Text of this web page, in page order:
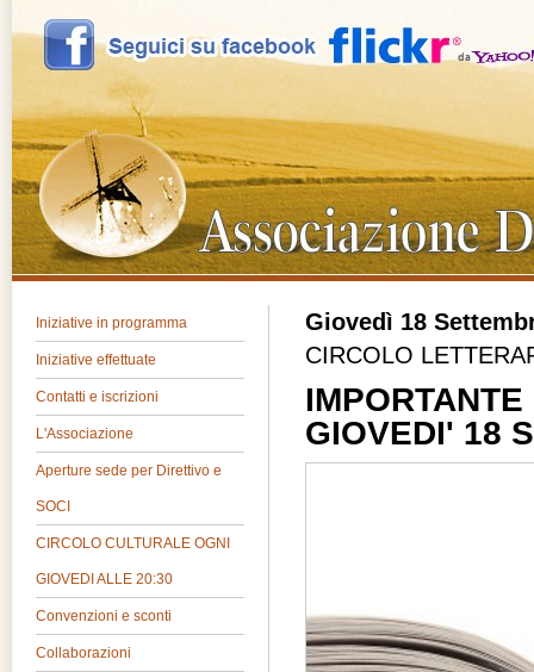
Iniziative in programma
Iniziative effettuate
Contatti e iscrizioni
L'Associazione
Aperture sede per Direttivo e
SOCI
CIRCOLO CULTURALE OGNI
GIOVEDI ALLE 20:30
Convenzioni e sconti
Collaborazioni
Giovedì 18
CIRCOLO
GIOVEDI' 18